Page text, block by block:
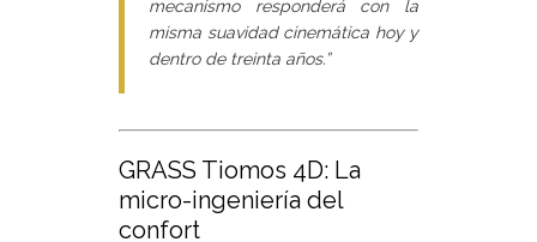
mecanismo responderá con la
misma suavidad cinemática hoy y
dentro de treinta años.”
GRASS Tiomos 4D: La
micro-ingeniería del
confort